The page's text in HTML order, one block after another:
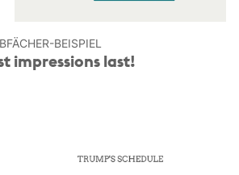
BEISPIEL
impressions last!